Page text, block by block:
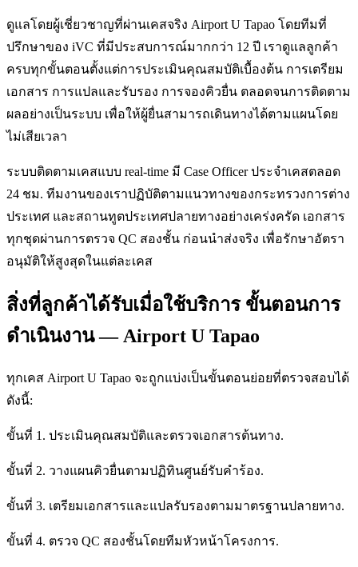
ดูแลโดยผู้เชี่ยวชาญที่ผ่านเคสจริง Airport U Tapao โดยทีมที่
ปรึกษาของ iVC ที่มีประสบการณ์มากกว่า 12 ปี เราดูแลลูกค้า
ครบทุกขั้นตอนตั้งแต่การประเมินคุณสมบัติเบื้องต้น การเตรียม
เอกสาร การแปลและรับรอง การจองคิวยื่น ตลอดจนการติดตาม
ผลอย่างเป็นระบบ เพื่อให้ผู้ยื่นสามารถเดินทางได้ตามแผนโดย
ไม่เสียเวลา
ระบบติดตามเคสแบบ real-time มี Case Officer ประจำเคสตลอด
24 ชม. ทีมงานของเราปฏิบัติตามแนวทางของกระทรวงการต่าง
ประเทศ และสถานทูตประเทศปลายทางอย่างเคร่งครัด เอกสาร
ทุกชุดผ่านการตรวจ QC สองชั้น ก่อนนำส่งจริง เพื่อรักษาอัตรา
อนุมัติให้สูงสุดในแต่ละเคส
สิ่งที่ลูกค้าได้รับเมื่อใช้บริการ ขั้นตอนการ
ดำเนินงาน — Airport U Tapao
ทุกเคส Airport U Tapao จะถูกแบ่งเป็นขั้นตอนย่อยที่ตรวจสอบได้
ดังนี้:
ขั้นที่ 1. ประเมินคุณสมบัติและตรวจเอกสารต้นทาง.
ขั้นที่ 2. วางแผนคิวยื่นตามปฏิทินศูนย์รับคำร้อง.
ขั้นที่ 3. เตรียมเอกสารและแปลรับรองตามมาตรฐานปลายทาง.
ขั้นที่ 4. ตรวจ QC สองชั้นโดยทีมหัวหน้าโครงการ.